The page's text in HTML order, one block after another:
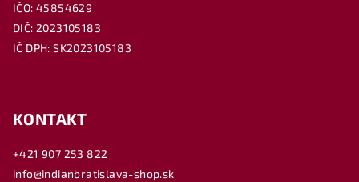
IČO: 45854629
DIČ: 2023105183
IČ DPH: SK2023105183
KONTAKT
+421 907 253 822
info@indianbratislava-shop.sk